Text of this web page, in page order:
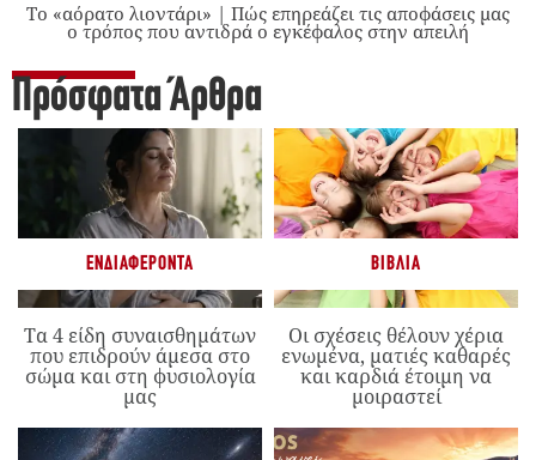
Το «αόρατο λιοντάρι» | Πώς επηρεάζει τις αποφάσεις μας
ο τρόπος που αντιδρά ο εγκέφαλος στην απειλή
Πρόσφατα Άρθρα
ΕΝΔΙΑΦΈΡΟΝΤΑ
Τα 4 είδη συναισθημάτων
που επιδρούν άμεσα στο
σώμα και στη φυσιολογία
μας
ΒΙΒΛΊΑ
Οι σχέσεις θέλουν χέρια
ενωμένα, ματιές καθαρές
και καρδιά έτοιμη να
μοιραστεί